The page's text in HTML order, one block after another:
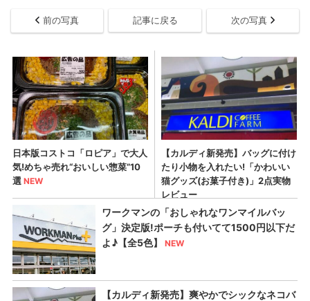
前の写真 記事に戻る 次の写真